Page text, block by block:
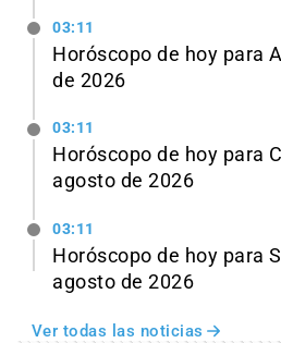
03:11
Horóscopo de hoy para
de 2026
03:11
Horóscopo de hoy para
agosto de 2026
03:11
Horóscopo de hoy para
agosto de 2026
Ver todas las noticias